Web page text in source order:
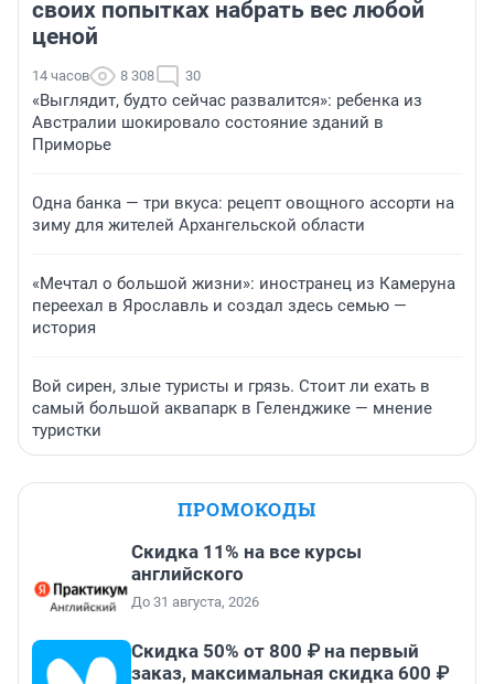
своих попытках набрать вес любой
ценой
14 часов 8 308 30
«Выглядит, будто сейчас развалится»: ребенка из
Австралии шокировало состояние зданий в
Приморье
Одна банка — три вкуса: рецепт овощного ассорти на
зиму для жителей Архангельской области
«Мечтал о большой жизни»: иностранец из Камеруна
переехал в Ярославль и создал здесь семью —
история
Вой сирен, злые туристы и грязь. Стоит ли ехать в
самый большой аквапарк в Геленджике — мнение
туристки
ПРОМОКОДЫ
Скидка 11% на все курсы
английского
До 31 августа, 2026
Скидка 50% от 800 ₽ на первый
заказ, максимальная скидка 600 ₽